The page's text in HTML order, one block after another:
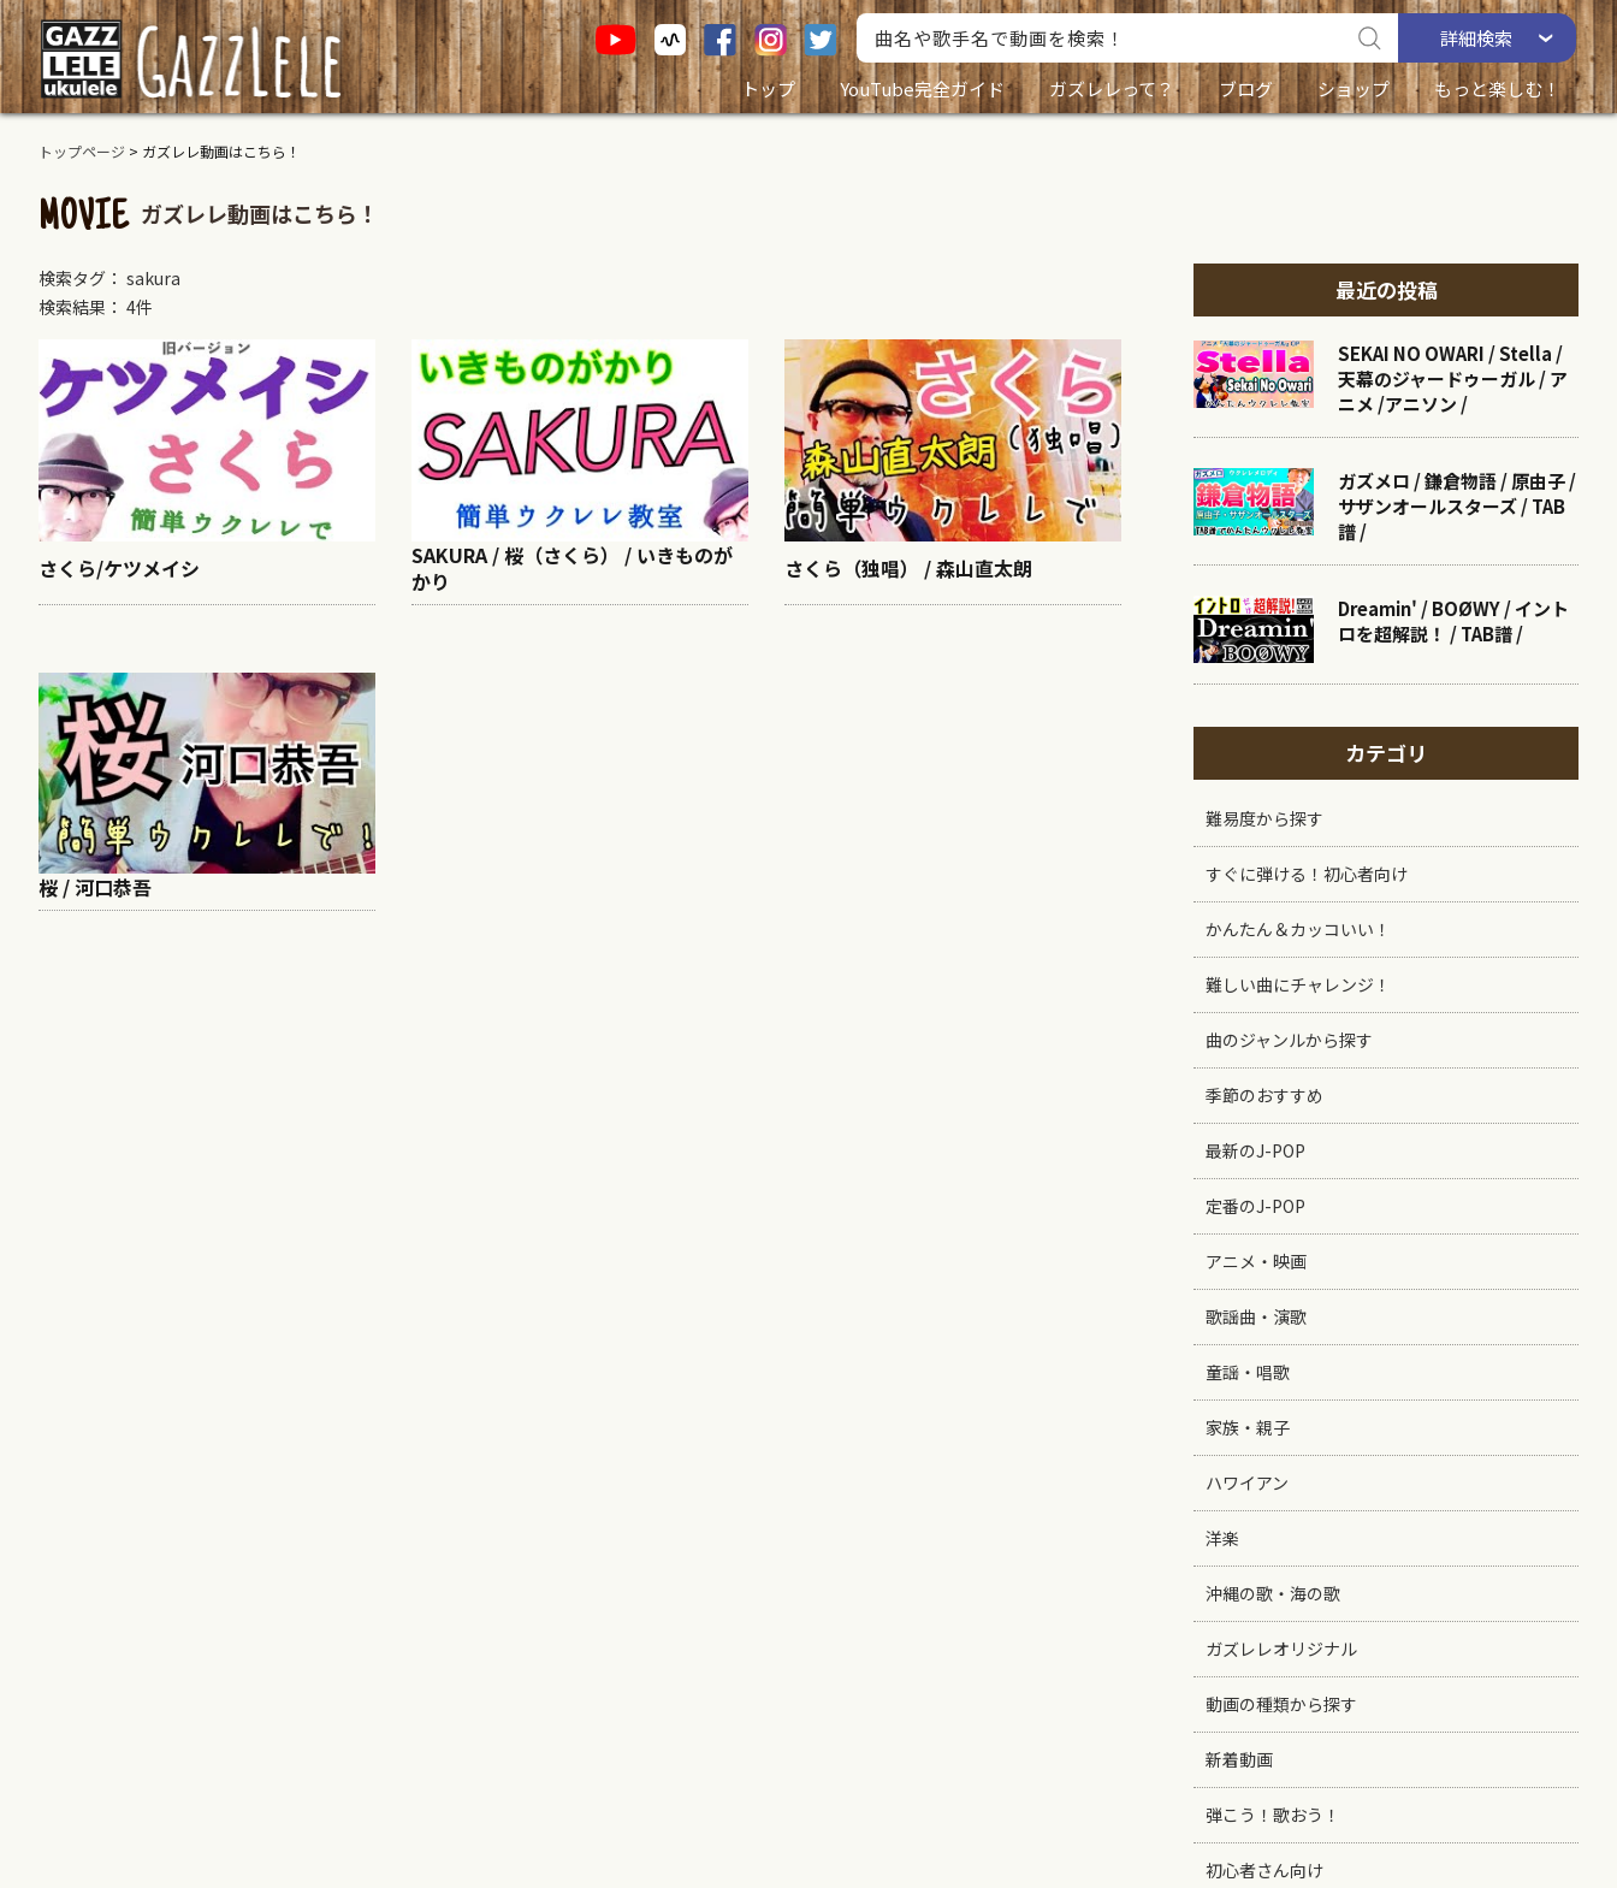
詳細検索
トップ
YouTube完全ガイド ガズレレって？ ブログ ショップ もっと楽しむ！
トップページ > ガズレレ動画はこちら！
MOVIE ガズレレ動画はこちら！
検索タグ： sakura
検索結果： 4件
さくら/ケツメイシ
SAKURA / 桜（さくら） / いきものが
かり
さくら（独唱） / 森山直太朗
桜 / 河口恭吾
最近の投稿
SEKAI NO OWARI / Stella /
天幕のジャードゥーガル / ア
ニメ /アニソン /
ガズメロ / 鎌倉物語 / 原由子 /
サザンオールスターズ / TAB
譜 /
Dreamin' / BOØWY / イント
ロを超解説！ / TAB譜 /
カテゴリ
難易度から探す
すぐに弾ける！初心者向け
かんたん＆カッコいい！
難しい曲にチャレンジ！
曲のジャンルから探す
季節のおすすめ
最新のJ-POP
定番のJ-POP
アニメ・映画
歌謡曲・演歌
童謡・唱歌
家族・親子
ハワイアン
洋楽
沖縄の歌・海の歌
ガズレレオリジナル
動画の種類から探す
新着動画
弾こう！歌おう！
初心者さん向け